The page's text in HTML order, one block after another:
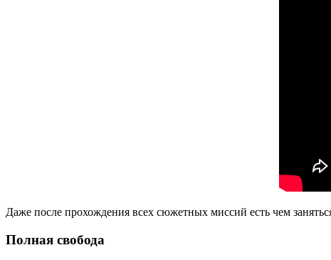
Даже после прохождения всех сюжетных миссий есть чем
Полная свобода